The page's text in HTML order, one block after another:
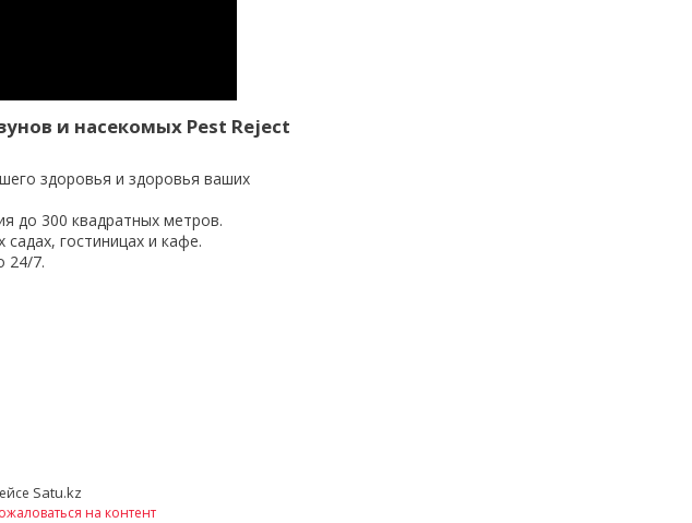
и насекомых Pest Reject
здоровья и здоровья ваших
до 300 квадратных метров.
гостиницах и кафе.
24/7.
Satu.kz
на контент